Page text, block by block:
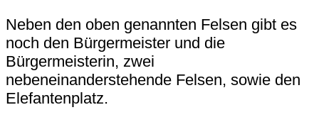
Neben den oben genannten Felsen gibt es
noch den Bürgermeister und die
Bürgermeisterin, zwei
nebeneinanderstehende Felsen, sowie den
Elefantenplatz.